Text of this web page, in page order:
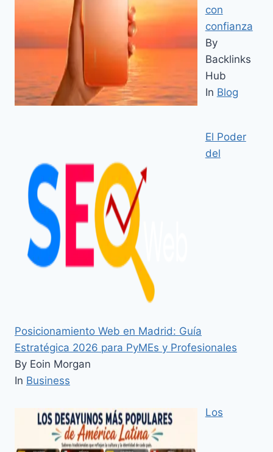
con
confianza
By
Backlinks
Hub
In Blog
El Poder
del
Posicionamiento Web en Madrid: Guía
Estratégica 2026 para PyMEs y Profesionales
By Eoin Morgan
In Business
Los